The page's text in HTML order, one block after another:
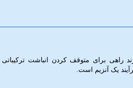
راهی برای متوقف کردن انباشت
یک آنزیم است.